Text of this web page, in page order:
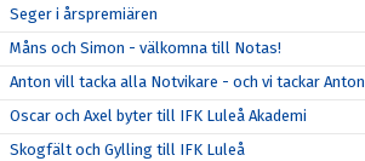
Seger i årspremiären
Måns och Simon - välkomna till Notas!
Anton vill tacka alla Notvikare - och vi tackar Anton
Oscar och Axel byter till IFK Luleå Akademi
Skogfält och Gylling till IFK Luleå